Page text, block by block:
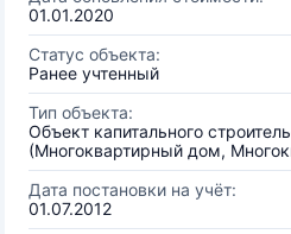
01.01.2020
Статус объекта:
Ранее учтенный
Тип объекта:
Объект капитального
(Многоквартирный дом,
Дата постановки на учёт:
01.07.2012